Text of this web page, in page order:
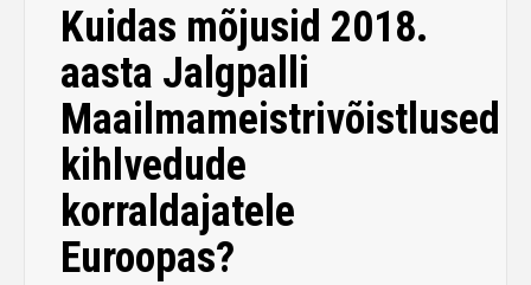
Kuidas mõjusid 2018.
aasta Jalgpalli
Maailmameistrivõistlused
kihlvedude
korraldajatele
Euroopas?